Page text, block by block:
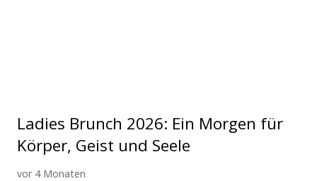
Ladies Brunch 2026: Ein Morgen für
Körper, Geist und Seele
vor 4 Monaten